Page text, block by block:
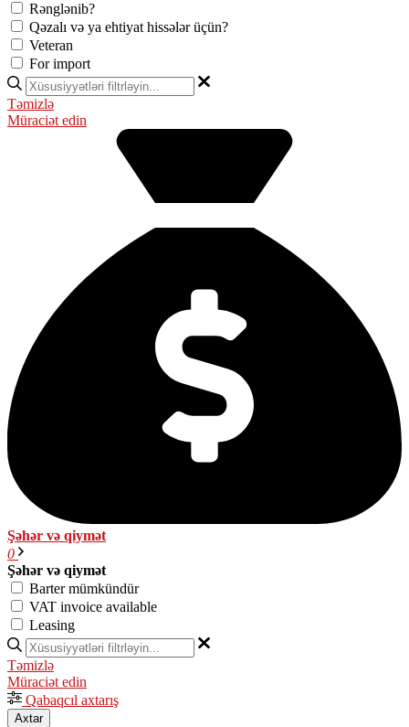
Rənglənib?
Qəzalı və ya ehtiyat hissələr üçün?
Veteran
For import
Təmizlə
Müraciət edin
Şəhər və qiymət
0
Şəhər və qiymət
Barter mümkündür
VAT invoice available
Leasing
Təmizlə
Müraciət edin
Qabaqcıl axtarış
Axtar